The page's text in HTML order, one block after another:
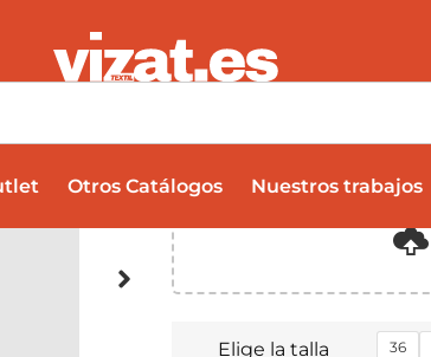
Subir múltiples archivos
Elige la talla 36
Otros Catálogos Nuestros trabajos